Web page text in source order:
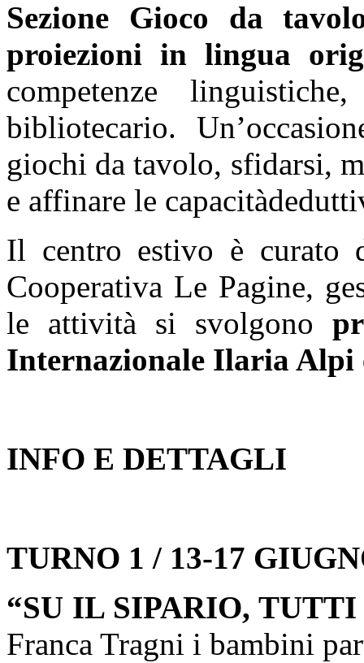
Sezione Gioco da
proiezioni in lingua
competenze
bibliotecario.
giochi da tavolo, sfidarsi,
e affinare le
Il centro estivo è curato
Cooperativa Le Pagine,
le attività si svolgono
Internazionale Ilaria Alpi
INFO E DETTAGLI
TURNO 1 / 13-17
“SU IL SIPARIO,
Franca Tragni i bambini